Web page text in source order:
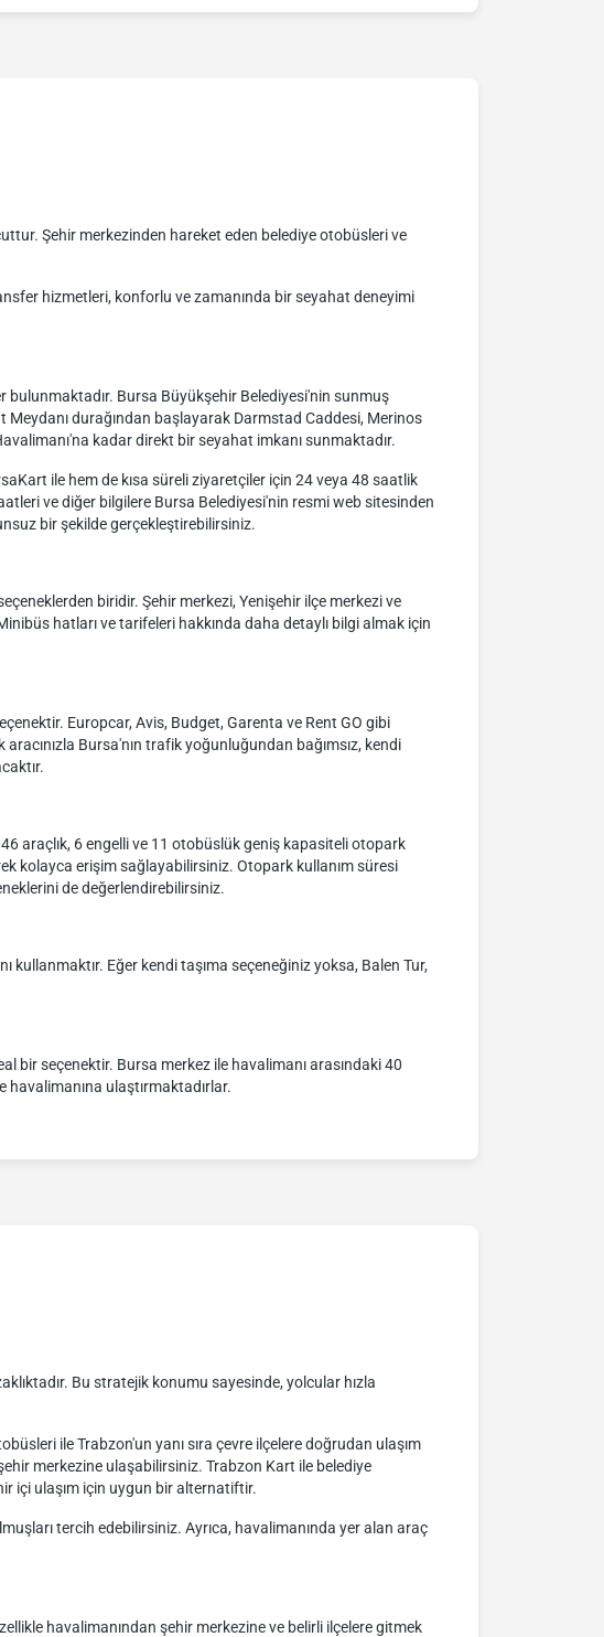
Şehir merkezinden hareket eden belediye otobüsleri ve
hizmetleri, konforlu ve zamanında bir seyahat deneyimi
Bursa Büyükşehir Belediyesi'nin sunmuş
durağından başlayarak Darmstad Caddesi, Merinos
kadar direkt bir seyahat imkanı sunmaktadır.
ile hem de kısa süreli ziyaretçiler için 24 veya 48 saatlik
ve diğer bilgilere Bursa Belediyesi'nin resmi web sitesinden
bir şekilde gerçekleştirebilirsiniz.
biridir. Şehir merkezi, Yenişehir ilçe merkezi ve
hatları ve tarifeleri hakkında daha detaylı bilgi almak için
Europcar, Avis, Budget, Garenta ve Rent GO gibi
Bursa'nın trafik yoğunluğundan bağımsız, kendi
araçlık, 6 engelli ve 11 otobüslük geniş kapasiteli otopark
kolayca erişim sağlayabilirsiniz. Otopark kullanım süresi
de değerlendirebilirsiniz.
kullanmaktır. Eğer kendi taşıma seçeneğiniz yoksa, Balen Tur,
bir seçenektir. Bursa merkez ile havalimanı arasındaki 40
ulaştırmaktadırlar.
Bu stratejik konumu sayesinde, yolcular hızla
ile Trabzon'un yanı sıra çevre ilçelere doğrudan ulaşım
merkezine ulaşabilirsiniz. Trabzon Kart ile belediye
içi ulaşım için uygun bir alternatiftir.
tercih edebilirsiniz. Ayrıca, havalimanında yer alan araç
havalimanından şehir merkezine ve belirli ilçelere gitmek